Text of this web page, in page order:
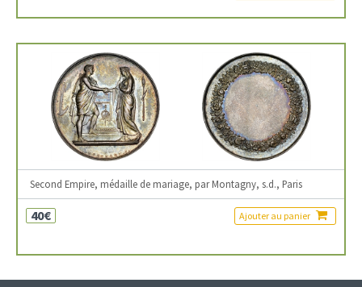
Second Empire, médaille de mariage, par Montagny, s.d., Paris
40€ Ajouter au panier